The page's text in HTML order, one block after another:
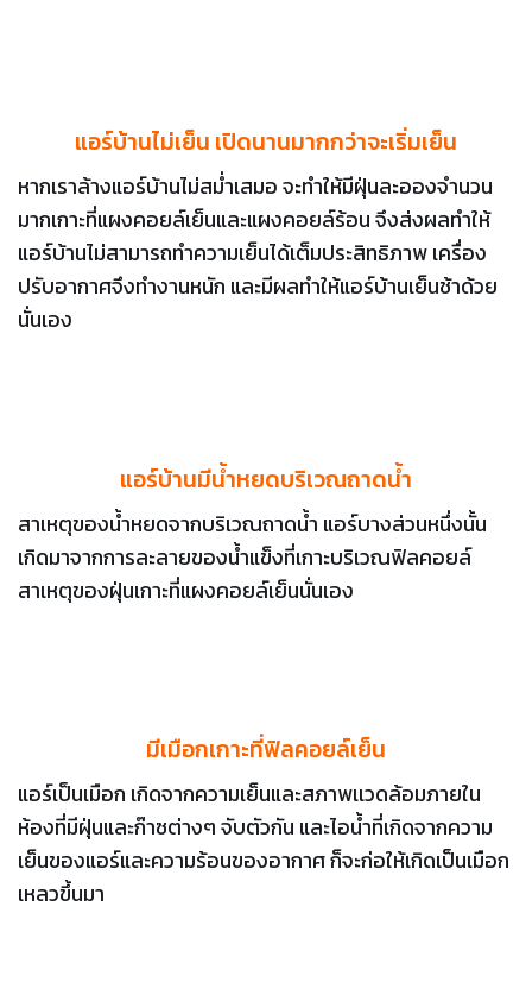
แอร์บ้านไม่เย็น เปิดนานมากกว่าจะเริ่มเย็น
หากเราล้างแอร์บ้านไม่สม่ำเสมอ จะทำให้มีฝุ่นละอองจำนวน
มากเกาะที่แผงคอยล์เย็นและแผงคอยล์ร้อน จึงส่งผลทำให้
แอร์บ้านไม่สามารถทำความเย็นได้เต็มประสิทธิภาพ เครื่อง
ปรับอากาศจึงทำงานหนัก และมีผลทำให้แอร์บ้านเย็นช้าด้วย
นั่นเอง
แอร์บ้านมีน้ำหยดบริเวณถาดน้ำ
สาเหตุของน้ำหยดจากบริเวณถาดน้ำ แอร์บางส่วนหนึ่งนั้น
เกิดมาจากการละลายของน้ำแข็งที่เกาะบริเวณฟิลคอยล์
สาเหตุของฝุ่นเกาะที่แผงคอยล์เย็นนั่นเอง
มีเมือกเกาะที่ฟิลคอยล์เย็น
แอร์เป็นเมือก เกิดจากความเย็นและสภาพเเวดล้อมภายใน
ห้องที่มีฝุ่นและก๊าซต่างๆ จับตัวกัน และไอน้ำที่เกิดจากความ
เย็นของแอร์และความร้อนของอากาศ ก็จะก่อให้เกิดเป็นเมือก
เหลวขึ้นมา